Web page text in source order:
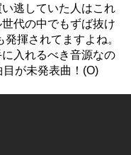
逃していた人はこれ
代の中でもずば抜け
揮されてますよね。
入れるべき音源なの
が未発表曲！(O)